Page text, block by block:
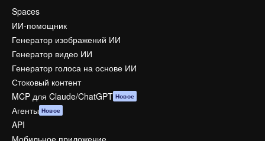
Spaces
ИИ-помощник
Генератор изображений ИИ
Генератор видео ИИ
Генератор голоса на основе ИИ
Стоковый контент
MCP для Claude/ChatGPT Новое
Агенты Новое
API
Мобильное приложение